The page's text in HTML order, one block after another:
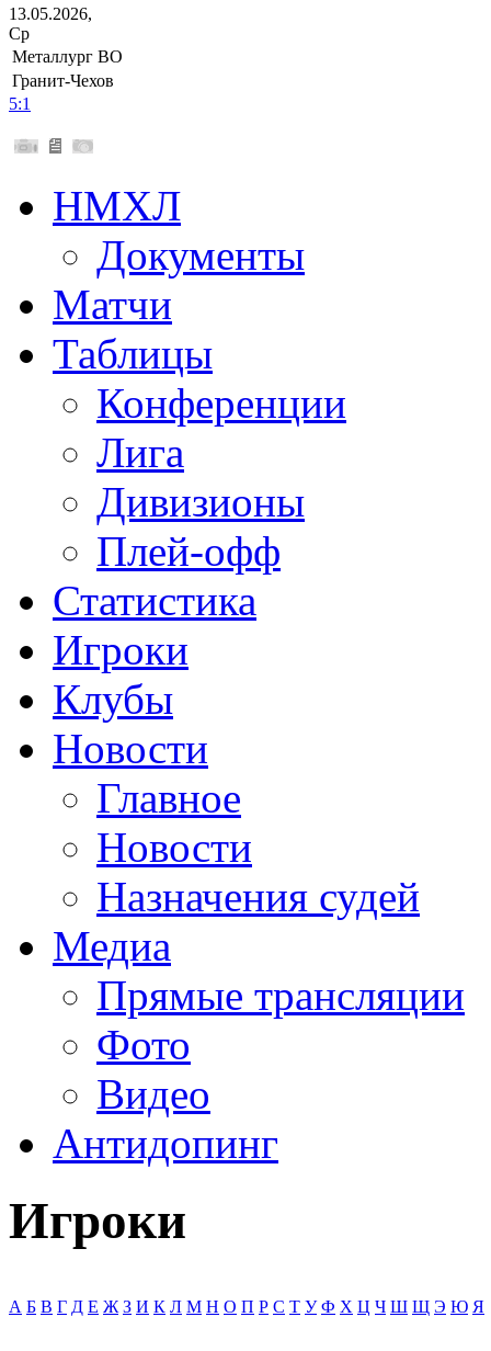
13.05.2026,
Ср
Металлург ВО
Гранит-Чехов
5:1
НМХЛ
Документы
Матчи
Таблицы
Конференции
Лига
Дивизионы
Плей-офф
Статистика
Игроки
Клубы
Новости
Главное
Новости
Назначения судей
Медиа
Прямые трансляции
Фото
Видео
Антидопинг
Игроки
А Б В Г Д Е Ж З И К Л М Н О П Р С Т У Ф Х Ц Ч Ш Щ Э Ю Я